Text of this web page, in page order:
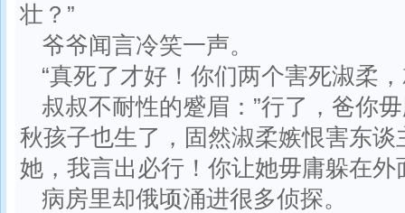
壮？”
爷爷闻言冷笑一声。
“真死了才好！你们两个害死淑柔
叔叔不耐性的蹙眉：”行了，爸你
秋孩子也生了，固然淑柔嫉恨害东
她，我言出必行！你让她毋庸躲在
病房里却俄顷涌进很多侦探。